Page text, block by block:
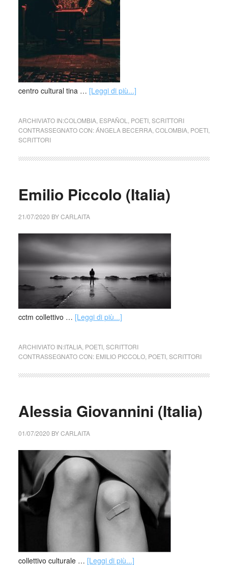
centro cultural tina … [Leggi di più...]
ARCHIVIATO IN:COLOMBIA, ESPAÑOL POETI, SCRITTORI
CONTRASSEGNATO CON:ÁNGELA BECERRA, COLOMBIA, POETI,
SCRITTORI
Emilio Piccolo (Italia)
21/07/2020 BYCARLAITA
cctm collettivo … [Leggi di più...]
ARCHIVIATO IN:ITALIA, POETI, SCRITTORI
CONTRASSEGNATO CON: EMILIO PICCOLO, POETI, SCRITTORI
Alessia Giovannini (Italia)
01/07/2020 BYCARLAITA
collettivo culturale … [Leggi di più...]